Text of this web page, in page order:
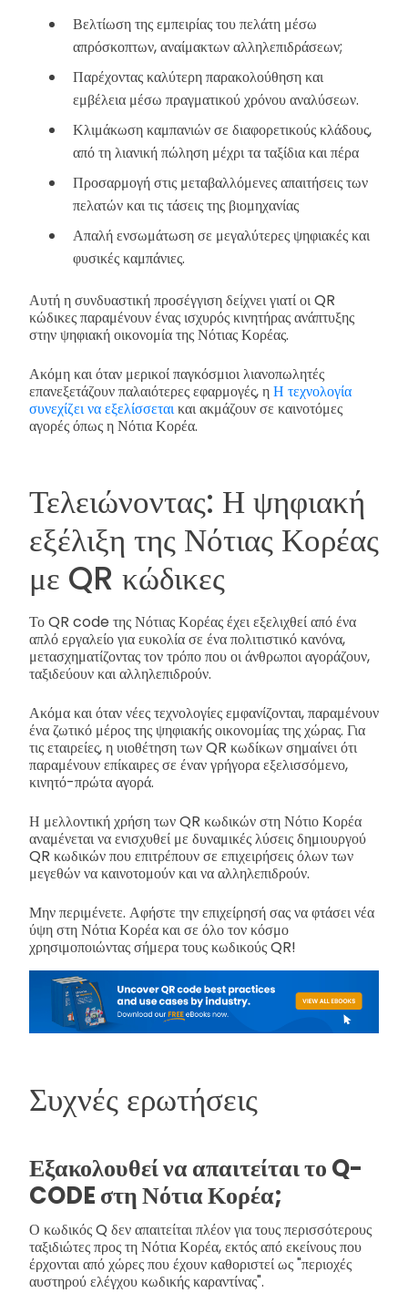
Βελτίωση της εμπειρίας του πελάτη μέσω
απρόσκοπτων, αναίμακτων αλληλεπιδράσεων;
Παρέχοντας καλύτερη παρακολούθηση και
εμβέλεια μέσω πραγματικού χρόνου αναλύσεων.
Κλιμάκωση καμπανιών σε διαφορετικούς κλάδους,
από τη λιανική πώληση μέχρι τα ταξίδια και πέρα
Προσαρμογή στις μεταβαλλόμενες απαιτήσεις των
πελατών και τις τάσεις της βιομηχανίας
Απαλή ενσωμάτωση σε μεγαλύτερες ψηφιακές και
φυσικές καμπάνιες.
Αυτή η συνδυαστική προσέγγιση δείχνει γιατί οι QR
κώδικες παραμένουν ένας ισχυρός κινητήρας ανάπτυξης
στην ψηφιακή οικονομία της Νότιας Κορέας.
Ακόμη και όταν μερικοί παγκόσμιοι λιανοπωλητές
επανεξετάζουν παλαιότερες εφαρμογές, ηΗ τεχνολογία
συνεχίζει να εξελίσσεταικαι ακμάζουν σε καινοτόμες
αγορές όπως η Νότια Κορέα.
Τελειώνοντας: Η ψηφιακή
εξέλιξη της Νότιας Κορέας
με QR κώδικες
Το QR code της Νότιας Κορέας έχει εξελιχθεί από ένα
απλό εργαλείο για ευκολία σε ένα πολιτιστικό κανόνα,
μετασχηματίζοντας τον τρόπο που οι άνθρωποι αγοράζουν,
ταξιδεύουν και αλληλεπιδρούν.
Ακόμα και όταν νέες τεχνολογίες εμφανίζονται, παραμένουν
ένα ζωτικό μέρος της ψηφιακής οικονομίας της χώρας. Για
τις εταιρείες, η υιοθέτηση των QR κωδίκων σημαίνει ότι
παραμένουν επίκαιρες σε έναν γρήγορα εξελισσόμενο,
κινητό-πρώτα αγορά.
Η μελλοντική χρήση των QR κωδικών στη Νότιο Κορέα
αναμένεται να ενισχυθεί με δυναμικές λύσεις δημιουργού
QR κωδικών που επιτρέπουν σε επιχειρήσεις όλων των
μεγεθών να καινοτομούν και να αλληλεπιδρούν.
Μην περιμένετε. Αφήστε την επιχείρησή σας να φτάσει νέα
ύψη στη Νότια Κορέα και σε όλο τον κόσμο
χρησιμοποιώντας σήμερα τους κωδικούς QR!
Συχνές ερωτήσεις
Εξακολουθεί να απαιτείται το Q-
CODE στη Νότια Κορέα;
Ο κωδικός Q δεν απαιτείται πλέον για τους περισσότερους
ταξιδιώτες προς τη Νότια Κορέα, εκτός από εκείνους που
έρχονται από χώρες που έχουν καθοριστεί ως "περιοχές
αυστηρού ελέγχου κωδικής καραντίνας".